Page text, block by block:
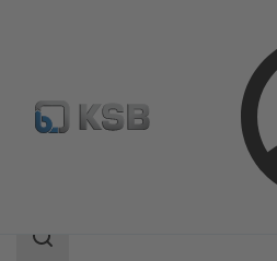
Suchbereich